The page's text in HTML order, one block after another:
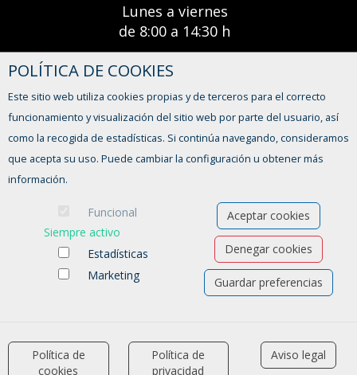
Lunes a viernes
de 8:00 a 14:30 h
¿TIENES ALGUNA DUDA?
FORMULARIO DE CONTACTO
POLÍTICA DE COOKIES
Este sitio web utiliza cookies propias y de terceros para el correcto
funcionamiento y visualización del sitio web por parte del usuario, así
como la recogida de estadísticas. Si continúa navegando, consideramos
que acepta su uso. Puede cambiar la configuración u obtener más
información.
Funcional
Siempre activo
Estadísticas
Marketing
Aceptar cookies
Denegar cookies
Guardar preferencias
Política de
cookies
Política de
privacidad
Aviso legal